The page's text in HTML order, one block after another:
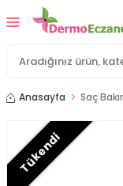
Anasayfa Saç
Tükendi